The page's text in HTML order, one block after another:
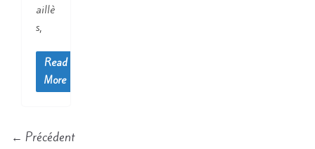
aillè
s,
Read
More
← Précédent